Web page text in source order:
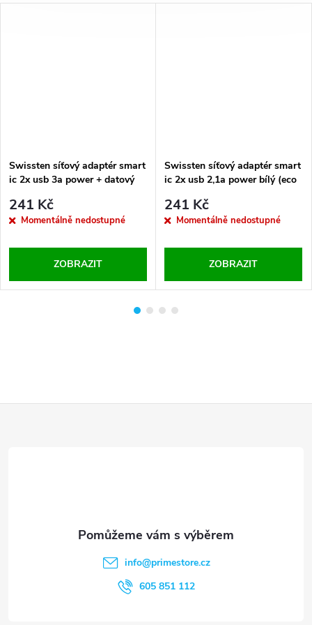
Swissten síťový adaptér smart
ic 2x usb 3a power + datový
bílý
241 Kč
Momentálně nedostupné
ZOBRAZIT
Swissten síťový adaptér smart
ic 2x usb 2,1a power bílý (eco
241 Kč
Momentálně nedostupné
ZOBRAZIT
info@primestore.cz
605 851 112